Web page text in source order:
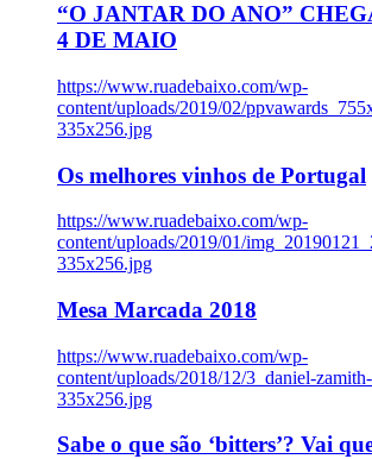
“O JANTAR DO ANO”
4 DE MAIO
https://www.ruadebaixo.com/wp-
content/uploads/2019/02/
335x256.jpg
Os melhores vinhos de Portugal
https://www.ruadebaixo.com/wp-
content/uploads/2019/01/
335x256.jpg
Mesa Marcada 2018
https://www.ruadebaixo.com/wp-
content/uploads/2018/12/3_daniel-
335x256.jpg
Sabe o que são ‘bitters’? Vai